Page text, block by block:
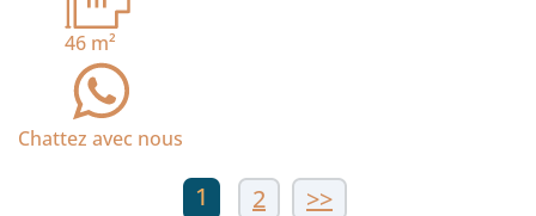
46 m²
Chattez avec nous
1 2 >>